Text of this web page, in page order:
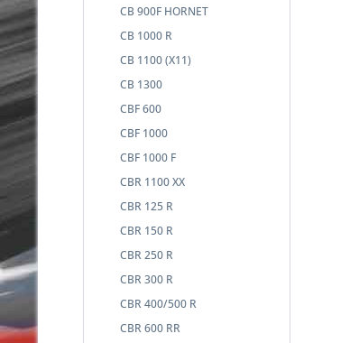
CB 900F HORNET
CB 1000 R
CB 1100 (X11)
CB 1300
CBF 600
CBF 1000
CBF 1000 F
CBR 1100 XX
CBR 125 R
CBR 150 R
CBR 250 R
CBR 300 R
CBR 400/500 R
CBR 600 RR